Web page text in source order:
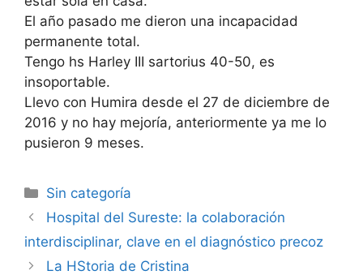
El año pasado me dieron una incapacidad
permanente total.
Tengo hs Harley III sartorius 40-50, es
insoportable.
Llevo con Humira desde el 27 de diciembre de
2016 y no hay mejoría, anteriormente ya me lo
pusieron 9 meses.
Categorías
Sin categoría
Hospital del Sureste: la colaboración
interdisciplinar, clave en el diagnóstico precoz
La HStoria de Cristina